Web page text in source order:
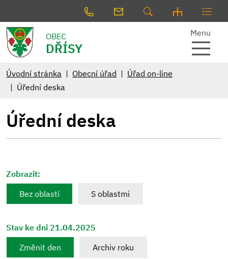
OBEC
DŘÍSY
Menu
Úvodní stránka Obecní úřad
Úřad on-line
Úřední deska
Úřední deska
Zobrazit:
Bez oblastí
S oblastmi
Stav ke dni 21.04.2025
Změnit den
Archiv roku